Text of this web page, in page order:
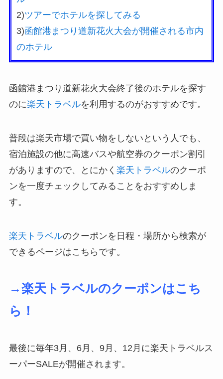
2)ツアーでホテルを探してみる
3)函館港まつり道新花火大会が開催される市内
のホテル
函館港まつり道新花火大会終了後のホテルを探す
のに楽天トラベルを利用するのがおすすめです。
普段は楽天市場で買い物をしないという人でも、
宿泊施設の他に高速バスや航空券のクーポン割引
がありますので、とにかく 楽天トラベルのクーポ
ンを一度チェックしてみることをおすすめしま
す。
楽天トラベルのクーポンを日程・場所から検索が
できるページはこちらです。
→楽天トラベルのクーポンはこち
ら！
最後に毎年3月、6月、9月、12月に楽天トラベルス
ーパーSALEが開催されます。